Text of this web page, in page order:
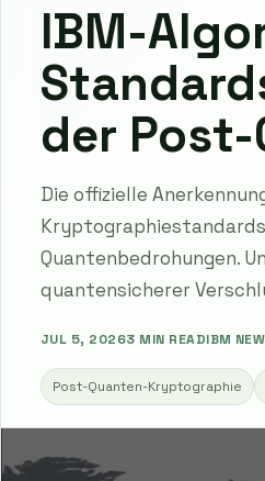
IBM-
der
Die offizielle
Quantenbedrohungen.
quantensicherer
JUL 5, 20263 MIN READIBM
Post-Quanten-Kryptographie